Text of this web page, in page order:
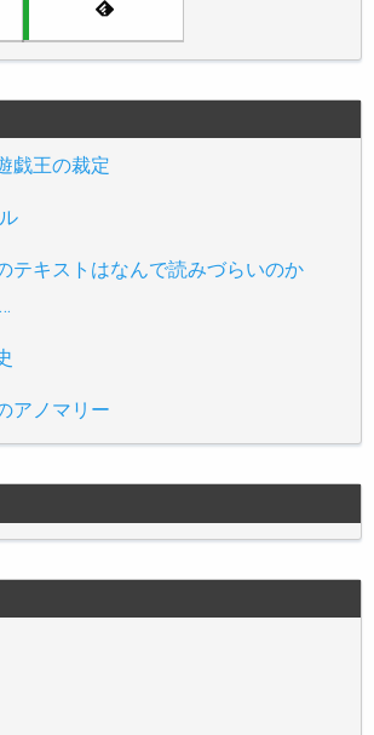
戯王の裁定
テキストはなんで読みづらいのか
アノマリー